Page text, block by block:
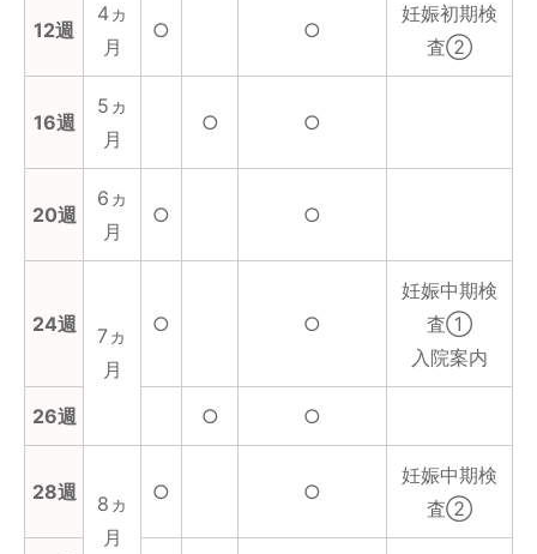
12週
4ヵ
月
○ ○
妊娠初期検
査②
16週
5ヵ
月
○ ○
20週
6ヵ
月
○ ○
24週
7ヵ
月
○ ○
妊娠中期検
査①
入院案内
26週 ○ ○
28週
8ヵ
月
○ ○
妊娠中期検
査②